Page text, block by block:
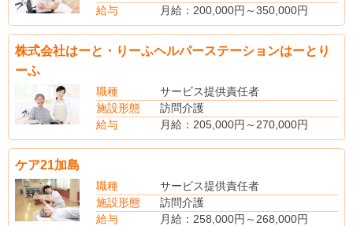
給与
月給：200,000円～350,000円
基本給：150,000円～150,000円
職務手当：40,000円～120,000円
株式会社はーと・りーふヘルパーステーションはーとり
ーふ
職種
サービス提供責任者
施設形態
訪問介護
給与
月給：205,000円～270,000円
基本給：120,000円～120,000円
管理者手当：20,000円
皆勤手当10000円
住宅手当（世帯主）8000円～15000円家族手当5000円～27000円
ケア21加島
職種
サービス提供責任者
施設形態
訪問介護
給与
月給：258,000円～268,000円